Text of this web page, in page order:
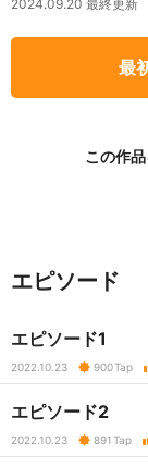
2024.09.20 最終更新
最
この作
エピソード
エピソード1
2022.10.23 900Tap
エピソード2
2022.10.23 891Tap